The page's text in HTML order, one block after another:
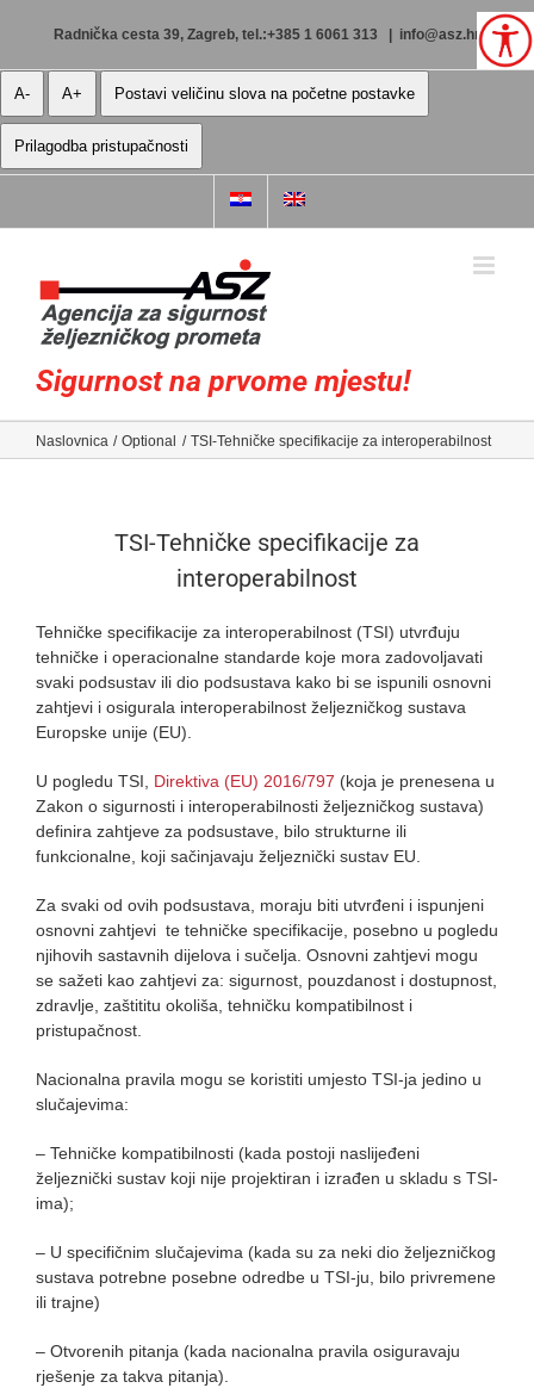
Radnička cesta 39, Zagreb, tel.:+385 1 6061 313 info@asz.hr
A- A+ Postavi veličinu slova na početne postavke
Prilagodba pristupačnosti
Sigurnost na prvome mjestu!
Naslovnica Optional TSI-Tehničke specifikacije za interoperabilnost
TSI-Tehničke specifikacije za
interoperabilnost
Tehničke specifikacije za interoperabilnost (TSI) utvrđuju
tehničke i operacionalne standarde koje mora zadovoljavati
svaki podsustav ili dio podsustava kako bi se ispunili osnovni
zahtjevi i osigurala interoperabilnost željezničkog sustava
Europske unije (EU).
U pogledu TSI, Direktiva (EU) 2016/797 (koja je prenesena u
Zakon o sigurnosti i interoperabilnosti željezničkog sustava)
definira zahtjeve za podsustave, bilo strukturne ili
funkcionalne, koji sačinjavaju željeznički sustav EU.
Za svaki od ovih podsustava, moraju biti utvrđeni i ispunjeni
osnovni zahtjevi te tehničke specifikacije, posebno u pogledu
njihovih sastavnih dijelova i sučelja. Osnovni zahtjevi mogu
se sažeti kao zahtjevi za: sigurnost, pouzdanost i dostupnost,
zdravlje, zaštititu okoliša, tehničku kompatibilnost i
pristupačnost.
Nacionalna pravila mogu se koristiti umjesto TSI-ja jedino u
slučajevima:
– Tehničke kompatibilnosti (kada postoji naslijeđeni
željeznički sustav koji nije projektiran i izrađen u skladu s TSI-
ima);
– U specifičnim slučajevima (kada su za neki dio željezničkog
sustava potrebne posebne odredbe u TSI-ju, bilo privremene
ili trajne)
– Otvorenih pitanja (kada nacionalna pravila osiguravaju
rješenje za takva pitanja).